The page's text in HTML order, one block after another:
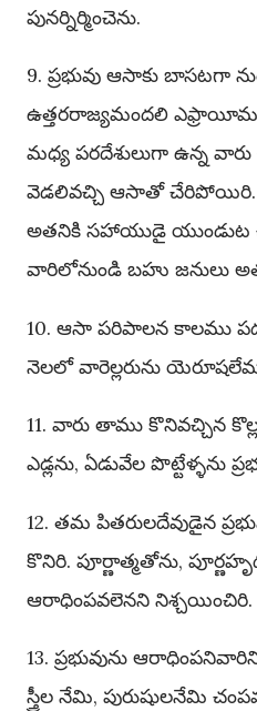
పునర్నిర్మించెను.
9. ప్రభువు ఆసాకు బాసటగా
ఉత్తరరాజ్యమందలి
మధ్య పరదేశులుగా ఉన్న
వెడలివచ్చి ఆసాతో చేరిపోయిరి.
అతనికి సహాయుడై
వారిలోనుండి బహు జనులు
10. ఆసా పరిపాలన కాలము
నెలలో వారెల్లరును
11. వారు తాము కొనివచ్చిన
ఎడ్లను, ఏడువేల పొట్టేళ్ళను
12. తమ పితరులదేవుడైన
కొనిరి. పూర్ణాత్మతోను,
ఆరాధింపవలెనని నిశ్చయించిరి.
13. ప్రభువును
స్త్రీల నేమి, పురుషులనేమి